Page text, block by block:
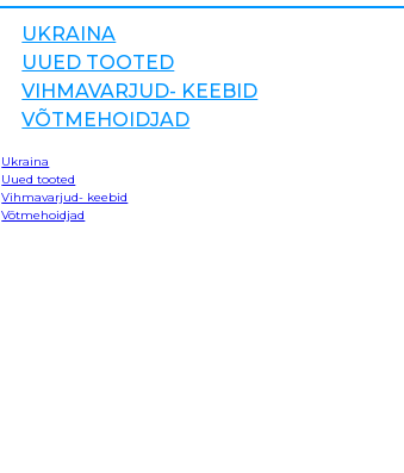
UKRAINA
UUED TOOTED
VIHMAVARJUD- KEEBID
VÕTMEHOIDJAD
Ukraina
Uued tooted
Vihmavarjud- keebid
Võtmehoidjad